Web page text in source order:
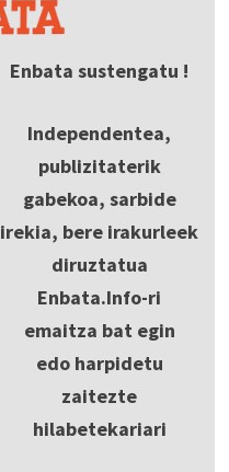
Enbata sustengatu !
Independentea,
publizitaterik
gabekoa, sarbide
irekia, bere irakurleek
diruztatua
Enbata.Info-ri
emaitza bat egin
edo harpidetu
zaitezte
hilabetekariari